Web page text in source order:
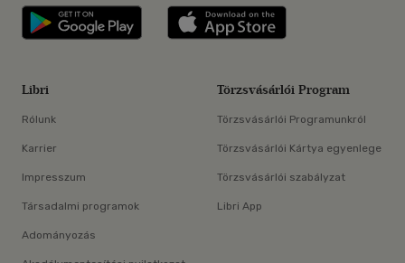
Libri applikáció Szerezd meg: Google
Libri
Rólunk
Karrier
Impresszum
Társadalmi programok
Adományozás
Törzsvásárlói Program
Törzsvásárlói Programunkról
Törzsvásárlói Kártya egyenlege
Törzsvásárlói szabályzat
Libri App